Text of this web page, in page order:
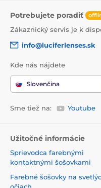
Potrebujete poradiť
Zákaznický servis je k
info@luciferlenses.sk
Kde nás nájdete
Slovenčina
Sme tiež na: Youtube
Užitočné informácie
Sprievodca farebnými
kontaktnými šošovkami
Farebné šošovky na